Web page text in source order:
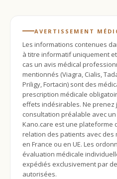
AVERTISSEMENT
Les informations contenues
à titre informatif uniquement
cas un avis médical
mentionnés (Viagra, Cialis,
Priligy, Fortacin) sont des
prescription médicale
effets indésirables. Ne
consultation préalable avec
Kano.care est une plateforme
relation des patients avec des
en France ou en UE. Les
évaluation médicale
expédiés exclusivement par
autorisées.